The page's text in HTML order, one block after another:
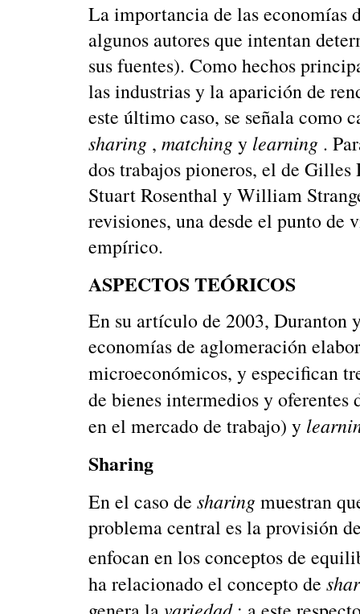
La importancia de las economías
algunos autores que intentan
sus fuentes). Como hechos
las industrias y la aparición de
este último caso, se señala como
sharing , matchingy learning .
dos trabajos pioneros, el de
Stuart Rosenthal y William
revisiones, una desde el punto de
empírico.
ASPECTOS TEÓRICOS
En su artículo de 2003, Duranton
economías de aglomeración
microeconómicos, y especifican
de bienes intermedios y oferentes
en el mercado de trabajo) y
Sharing
En el caso de sharingmuestran
problema central es la provisión
enfocan en los conceptos de
ha relacionado el concepto de
variedad